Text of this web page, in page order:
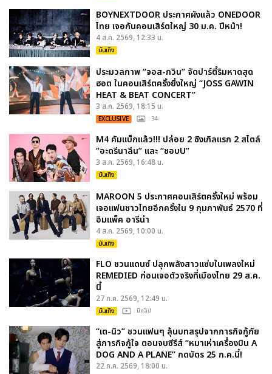
BOYNEXTDOOR ประกาศผังแล้ว ONEDOOR
ไทย เจอกันคอนเสิร์ตใหญ่ 30 ม.ค. ปีหน้า!
4 ส.ค. 2569, 12:33 น.
บันเทิง
ประมวลภาพ “จอส-กวิน” จัดปาร์ตี้ริมหาดสุด
ฮอต ในคอนเสิร์ตครั้งยิ่งใหญ่ “JOSS GAWIN
HEAT & BEAT CONCERT”
3 ส.ค. 2569, 18:15 น.
EXCLUSIVE : 34
M4 คัมแบ็กแล้ว!!! ปล่อย 2 ซิงเกิลแรก 2 สไตล์
“อะดรีนาลีน” และ “ชอบU”
3 ส.ค. 2569, 16:48 น.
บันเทิง
MAROON 5 ประกาศคอนเสิร์ตครั้งใหม่ พร้อม
เจอแฟนชาวไทยอีกครั้งใน 9 กุมภาพันธ์ 2570 ที่
อิมแพ็ค อารีน่า
4 ส.ค. 2569, 10:00 น.
บันเทิง
FLO ชวนแดนซ์ ปลุกพลังสาวแซ่บในเพลงใหม่
REMEDIED ก่อนเจอตัวจริงที่เมืองไทย 29 ส.ค.
นี้
27 ก.ค. 2569, 12:49 น.
บันเทิง : มีคลิป
“เต-นิว” ชวนแฟนๆ ลุ้นบทสรุปจากภารกิจกู้ภัย
สู่ภารกิจกู้ใจ ตอนจบซีรีส์ “หมาเห่าเครื่องบิน A
DOG AND A PLANE” กดบัตร 25 ก.ค.นี้!
22 ก.ค. 2569, 18:00 น.